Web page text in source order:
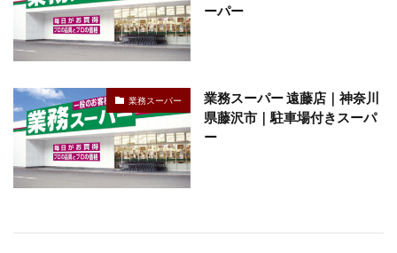
ーパー
業務スーパー
業務スーパー 遠藤店｜神奈川
県藤沢市｜駐車場付きスーパ
ー